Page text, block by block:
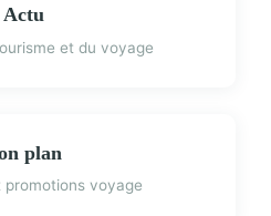
Actu
et du voyage
plan
promotions voyage